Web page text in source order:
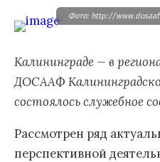
Фото: http://
Калининграде — в
ДОСААФ
состоялось служебное
Рассмотрен ряд
перспективной